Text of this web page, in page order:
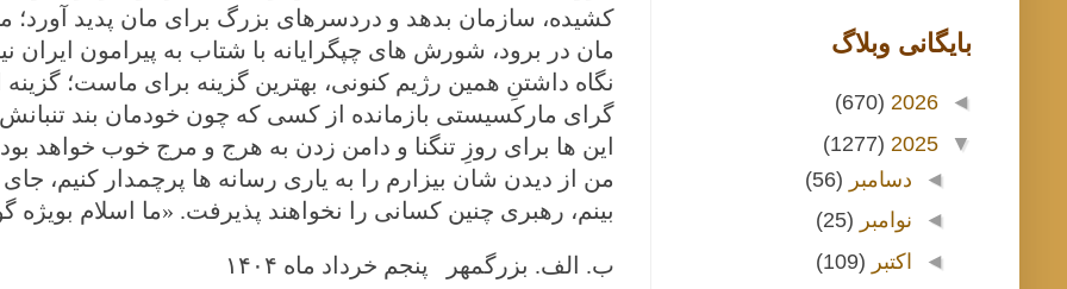
کشیده، سازمان بدهد و دردسرهای بزرگ برای مان پدید آورد؛ ما
مان در برود، شورش های چپگرایانه با شتاب به پیرامون
نگاه داشتنِ همین رژیم کنونی، بهترین گزینه برای ماست؛
گرای مارکسیستی بازمانده از کسی که چون خودمان بند
این ها برای روزِ تنگنا و دامن زدن به هرج و مرج خوب خواهد
من از دیدن شان بیزارم را به یاری رسانه ها پرچمدار کنیم،
بینم، رهبری چنین کسانی را نخواهند پذیرفت. «ما اسلام
ب. الف. بزرگمهر پنجم خرداد ماه ۱۴۰۴
بايگانی وبلاگ
◄
2026
(670)
▼
2025
(1277)
◄ دسامبر (56)
◄ نوامبر (25)
◄ اکتبر (109)